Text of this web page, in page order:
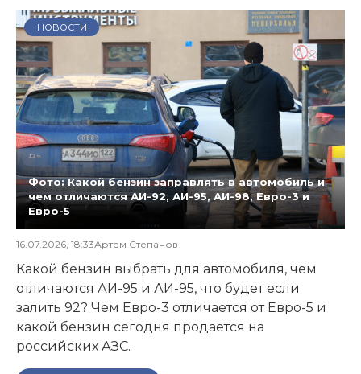
НОВОСТИ
Фото: Какой бензин заправлять в автомобиль и
чем отличаются АИ-92, АИ-95, АИ-98, Евро-3 и
Евро-5
16.07.2026, 18:33Артем Степанов
Какой бензин выбрать для автомобиля, чем
отличаются АИ-95 и АИ-95, что будет если
залить 92? Чем Евро-3 отличается от Евро-5 и
какой бензин сегодня продается на
российских АЗС.